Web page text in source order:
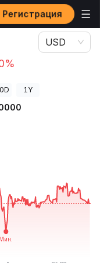
Регистрация
USD
1Y